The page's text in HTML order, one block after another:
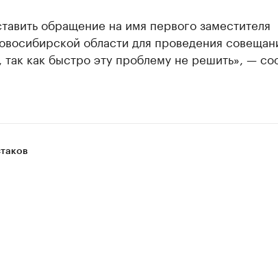
обращение на имя первого заместителя
области для проведения
так как быстро эту проблему не решить», —